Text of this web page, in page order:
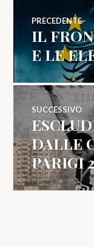
articoli
PRECEDENTE
Articolo
precedente:
IL
E LE
SUCCESSIVO
Articolo
successivo:
DALLE
PARIGI